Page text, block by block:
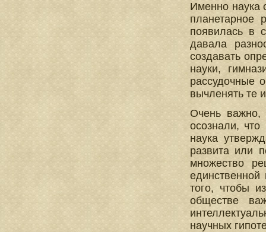
Именно наука
планетарное
появилась в
давала
создавать
науки,
рассудочные
вычленять те
Очень важно,
осознали,
наука
развита или
множество
того, чтобы
обществе
научных